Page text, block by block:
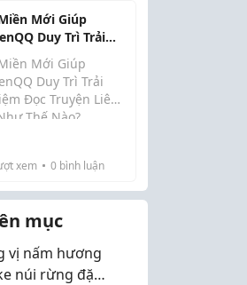
Mới Giúp
Duy Trì Trải
Đọc Truyện Liên
Thế Nào?
Mới Giúp
Duy Trì Trải
Đọc Truyện Liên
Thế Nào?
đọc truyện liên
truy cập ổn định
...
xem 0bình luận
mục
vị nấm hương
núi rừng đặc